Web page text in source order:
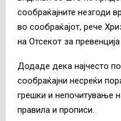
сообраќајните незгоди
во сообраќајот, рече
на Отсекот за
Додаде дека најчесто
сообраќајни несреќи
грешки и непочитување
правила и прописи.